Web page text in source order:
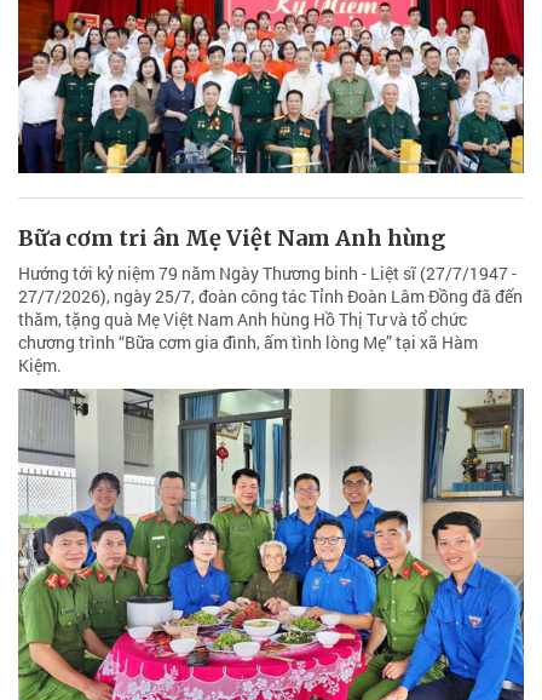
Bữa cơm tri ân Mẹ Việt Nam Anh hùng
Hướng tới kỷ niệm 79 năm Ngày Thương binh - Liệt sĩ (27/7/1947 -
27/7/2026), ngày 25/7, đoàn công tác Tỉnh Đoàn Lâm Đồng đã đến
thăm, tặng quà Mẹ Việt Nam Anh hùng Hồ Thị Tư và tổ chức
chương trình “Bữa cơm gia đình, ấm tình lòng Mẹ” tại xã Hàm
Kiệm.